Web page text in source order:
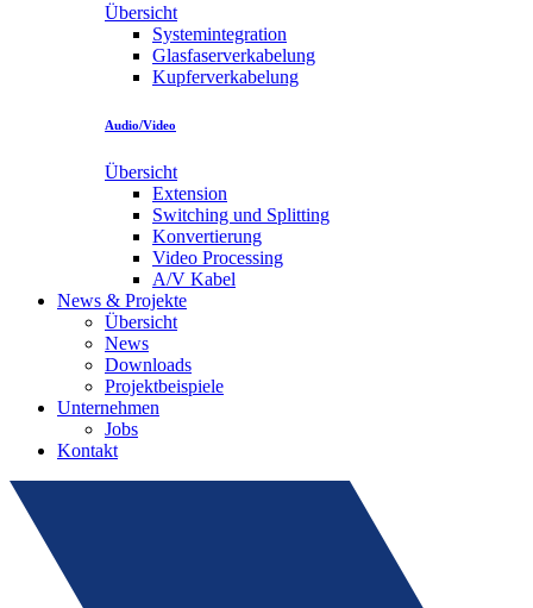
Übersicht
Systemintegration
Glasfaserverkabelung
Kupferverkabelung
Audio/Video
Übersicht
Extension
Switching und Splitting
Konvertierung
Video Processing
A/V Kabel
News & Projekte
Übersicht
News
Downloads
Projektbeispiele
Unternehmen
Jobs
Kontakt